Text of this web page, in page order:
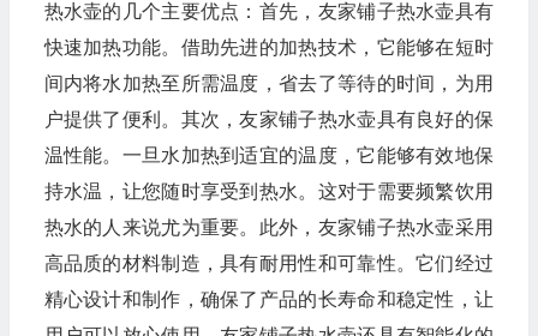
热水壶的几个主要优点：首先，友家铺子热水壶具有
快速加热功能。借助先进的加热技术，它能够在短时
间内将水加热至所需温度，省去了等待的时间，为用
户提供了便利。其次，友家铺子热水壶具有良好的保
温性能。一旦水加热到适宜的温度，它能够有效地保
持水温，让您随时享受到热水。这对于需要频繁饮用
热水的人来说尤为重要。此外，友家铺子热水壶采用
高品质的材料制造，具有耐用性和可靠性。它们经过
精心设计和制作，确保了产品的长寿命和稳定性，让